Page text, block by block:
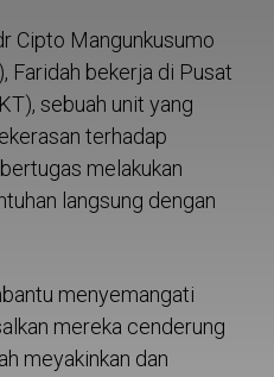
Cipto Mangunkusumo
Faridah bekerja di Pusat
sebuah unit yang
terhadap
melakukan
langsung dengan
menyemangati
mereka cenderung
meyakinkan dan